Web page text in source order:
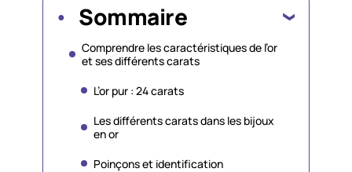
Sommaire
Comprendre les caractéristiques de l’or
et ses différents carats
L’or pur : 24 carats
Les différents carats dans les bijoux
en or
Poinçons et identification